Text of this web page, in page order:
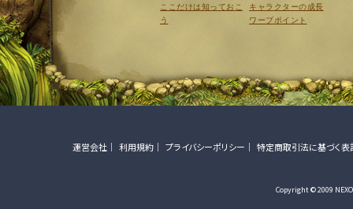
ここだけは知っておこ
う
キャラクターの成長
ワープポイント
運営会社 利用規約 プライバシーポリシー 特定商取引法に基づく表
Copyright © 2009